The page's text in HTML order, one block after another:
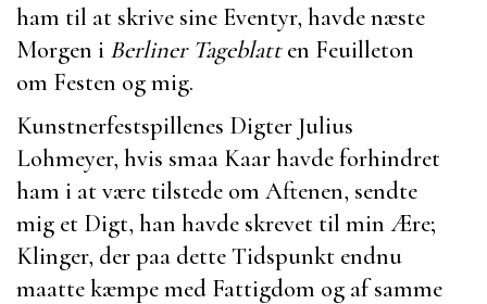
ham til at skrive sine Eventyr, havde næste
Morgen i Berliner Tageblatten Feuilleton
om Festen og mig.
Kunstnerfestspillenes Digter Julius
Lohmeyer, hvis smaa Kaar havde forhindret
ham i at være tilstede om Aftenen, sendte
mig et Digt, han havde skrevet til min Ære;
Klinger, der paa dette Tidspunkt endnu
maatte kæmpe med Fattigdom og af samme